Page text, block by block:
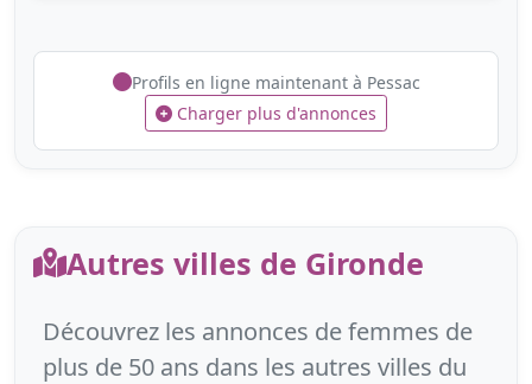
Profils en ligne maintenant à Pessac
Charger plus d'annonces
Autres villes de Gironde
Découvrez les annonces de femmes de
plus de 50 ans dans les autres villes du